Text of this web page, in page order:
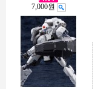
7,000원